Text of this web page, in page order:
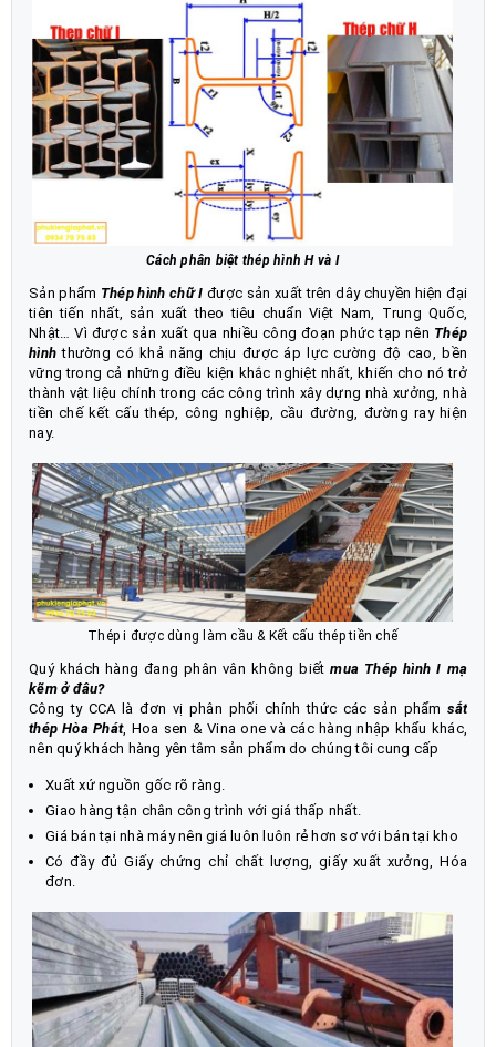
Cách phân biệt thép hình H và I
Sản phẩm Thép hình chữ I được sản xuất trên dây chuyền hiện đại
tiên tiến nhất, sản xuất theo tiêu chuẩn Việt Nam, Trung Quốc,
Nhật… Vì được sản xuất qua nhiều công đoạn phức tạp nên Thép
hình thường có khả năng chịu được áp lực cường độ cao, bền
vững trong cả những điều kiện khắc nghiệt nhất, khiến cho nó trở
thành vật liệu chính trong các công trình xây dựng nhà xưởng, nhà
tiền chế kết cấu thép, công nghiệp, cầu đường, đường ray hiện
nay.
Thép i được dùng làm cầu & Kết cấu thép tiền chế
Quý khách hàng đang phân vân không biếtmua Thép hình I mạ
kẽmở đâu?
Công ty CCA là đơn vị phân phối chính thức các sản phẩmsắt
thép Hòa Phát, Hoa sen & Vina one và các hàng nhập khẩu khác,
nên quý khách hàng yên tâm sản phẩm do chúng tôi cung cấp
Xuất xứ nguồn gốc rõ ràng.
Giao hàng tận chân công trình với giá thấp nhất.
Giá bán tại nhà máy nên giá luôn luôn rẻ hơn sơ với bán tại kho
Có đầy đủ Giấy chứng chỉ chất lượng, giấy xuất xưởng, Hóa
đơn.